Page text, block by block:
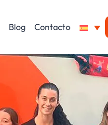
Blog Contacto